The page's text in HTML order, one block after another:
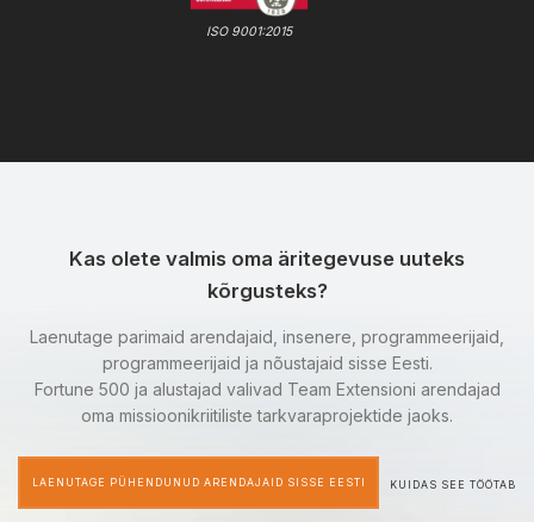
ISO 9001:2015
Kas olete valmis oma äritegevuse uuteks
kõrgusteks?
Laenutage parimaid arendajaid, insenere, programmeerijaid,
programmeerijaid ja nõustajaid sisse Eesti.
Fortune 500 ja alustajad valivad Team Extensioni arendajad
oma missioonikriitiliste tarkvaraprojektide jaoks.
LAENUTAGE PÜHENDUNUD ARENDAJAID SISSE EESTI KUIDAS SEE TÖÖTAB